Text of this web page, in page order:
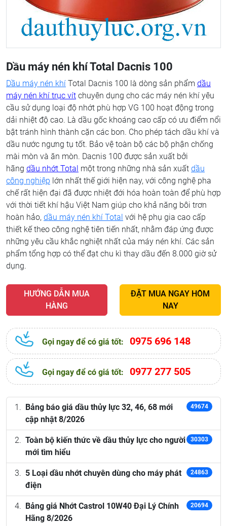
Dầu máy nén khí Total Dacnis 100
Dầu máy nén khí Total Dacnis 100 là dòng sản phẩm dầu
máy nén khí trục vít chuyên dụng cho các máy nén khí yêu
cầu sử dụng loại độ nhớt phù hợp VG 100 hoạt động trong
dải nhiệt độ cao. Là dầu gốc khoáng cao cấp có ưu điểm nổi
bật tránh hình thành cặn các bon. Cho phép tách dầu khí và
dầu nước ngưng tụ tốt. Bảo vệ toàn bộ các bộ phận chống
mài mòn và ăn mòn. Dacnis 100 được sản xuất bởi
hãng dầu nhớt Total một trong những nhà sản xuất dầu
công nghiệp lớn nhất thế giới hiện nay, với công nghệ pha
chế rất hiện đại đã được nhiệt đới hóa hoàn toàn để phù hợp
với thời tiết khí hậu Việt Nam giúp cho khả năng bôi trơn
hoàn hảo, dầu máy nén khí Total với hệ phụ gia cao cấp
thiết kế theo công nghệ tiên tiến nhất, nhằm đáp ứng được
những yêu cầu khắc nghiệt nhất của máy nén khí. Các sản
phẩm tổng hợp có thể đạt chu kì thay dầu đến 8.000 giờ sử
dụng.
HƯỚNG DẪN MUA
HÀNG
ĐẶT MUA NGAY HÔM
NAY
Gọi ngay để có giá tốt: 0975 696 148
Gọi ngay để có giá tốt: 0977 277 505
Bảng báo giá dầu thủy lực 32, 46, 68 mới
cập nhật 8/2026
49674
Toàn bộ kiến thức về dầu thủy lực cho người
mới tìm hiểu
30303
5 Loại dầu nhớt chuyên dùng cho máy phát
điện
24863
Bảng giá Nhớt Castrol 10W40 Đại Lý Chính
Hãng 8/2026
20694